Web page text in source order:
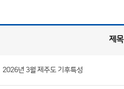
호,
제
제목
2026년 3월 제주도 기후특성